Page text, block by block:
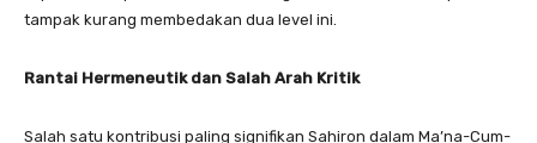
tampak kurang membedakan dua level ini.
Rantai Hermeneutik dan Salah Arah Kritik
Salah satu kontribusi paling signifikan Sahiron dalam Ma’na-Cum-